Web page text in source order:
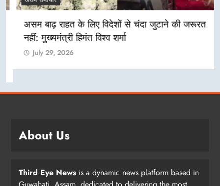
असम बाढ़ राहत के लिए विदेशों से चंदा जुटाने की जरूरत
नहीं: मुख्यमंत्री हिमंत विश्व शर्मा
July 29, 2026
About Us
Third Eye News is a dynamic news platform based in